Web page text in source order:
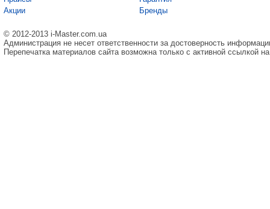
Акции
Бренды
© 2012-2013 i-Master.com.ua
Администрация не несет ответственности за достоверность
Перепечатка материалов сайта возможна только с активной ссылкой